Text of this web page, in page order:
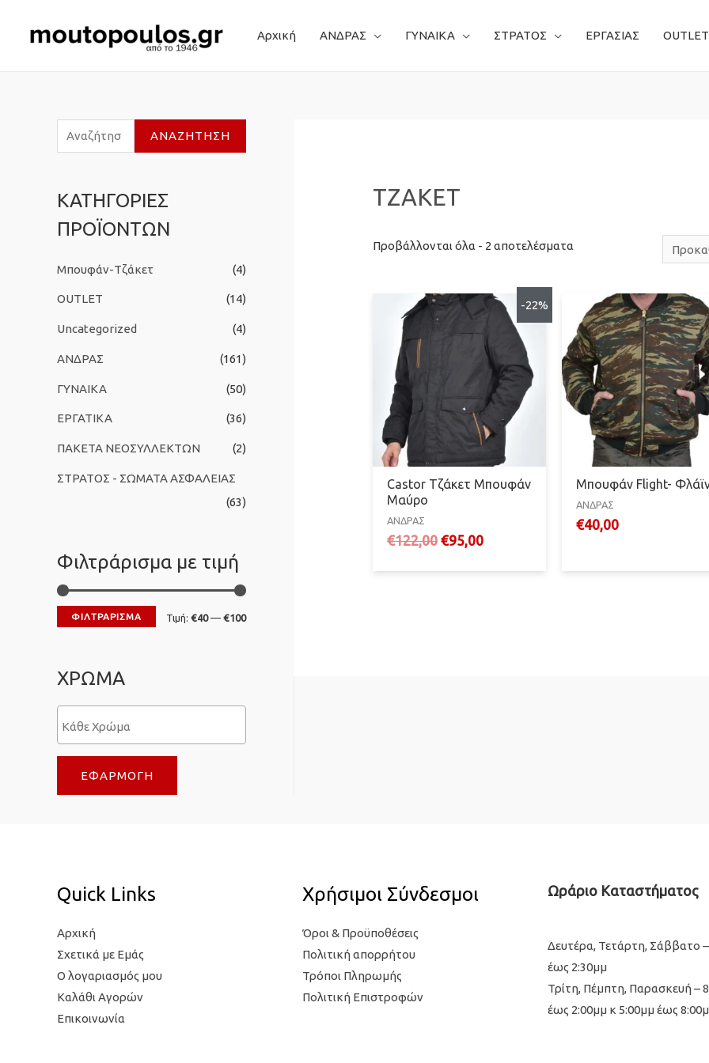
Αρχική ΑΝΔΡΑΣ ΓΥΝΑΙΚΑ ΣΤΡΑΤΟΣ ΕΡΓΑΣΙΑΣ OUTLET
ν
ζ
ή
η
σ
ι
α
:
ΑΝΑΖΉΤΗΣΗ
ΚΑΤΗΓΟΡΙΕΣ
ΠΡΟΪΟΝΤΩΝ
Μπουφάν-Τζάκετ (4)
OUTLET (14)
Uncategorized (4)
ΑΝΔΡΑΣ (161)
ΓΥΝΑΙΚΑ (50)
ΕΡΓΑΤΙΚΑ (36)
ΠΑΚΕΤΑ ΝΕΟΣΥΛΛΕΚΤΩΝ (2)
ΣΤΡΑΤΟΣ - ΣΩΜΑΤΑ ΑΣΦΑΛΕΙΑΣ
(63)
Φιλτράρισμα με τιμή
Ε
σ
Μ
τ
ΦΙΛΤΡΆΡΙΣΜΑ Τιμή: €40— €100
ΧΡΩΜΑ
ΕΦΑΡΜΟΓΉ
ΤΖΑΚΕΤ
Προβάλλονται όλα - 2 αποτελέσματα
-22%
Castor Τζάκετ Μπουφάν
Μαύρο
ΑΝΔΡΑΣ
€122,00 Original
was:
€95,00Η
τιμή
Μπουφάν Flight-
ΑΝΔΡΑΣ
€40,00
Quick Links
Αρχική
Σχετικά με Εμάς
Ο λογαριασμός μου
Καλάθι Αγορών
Επικοινωνία
Χρήσιμοι Σύνδεσμοι
Όροι & Προϋποθέσεις
Πολιτική απορρήτου
Τρόποι Πληρωμής
Πολιτική Επιστροφών
Ωράριο Καταστήματος
Δευτέρα, Τετάρτη, Σάββατο
έως 2:30μμ
Τρίτη, Πέμπτη, Παρασκευή –
έως 2:00μμ κ 5:00μμ έως